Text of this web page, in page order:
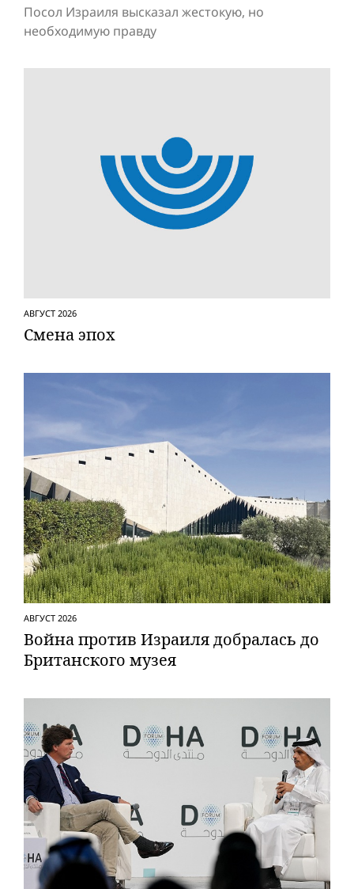
Посол Израиля высказал жестокую, но
необходимую правду
АВГУСТ 2026
Смена эпох
АВГУСТ 2026
Вой­на против Израиля добралась до
Британского музея